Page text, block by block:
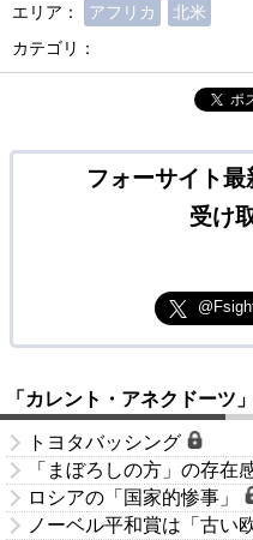
エリア：
アフリカ
北米
カテゴリ：
ポ
フォーサイト
受け
「カレント・アネクドーツ
トヨタバッシング
「まぼろしの方」の存在
ロシアの「国家的惨事」
ノーベル平和賞は「古い